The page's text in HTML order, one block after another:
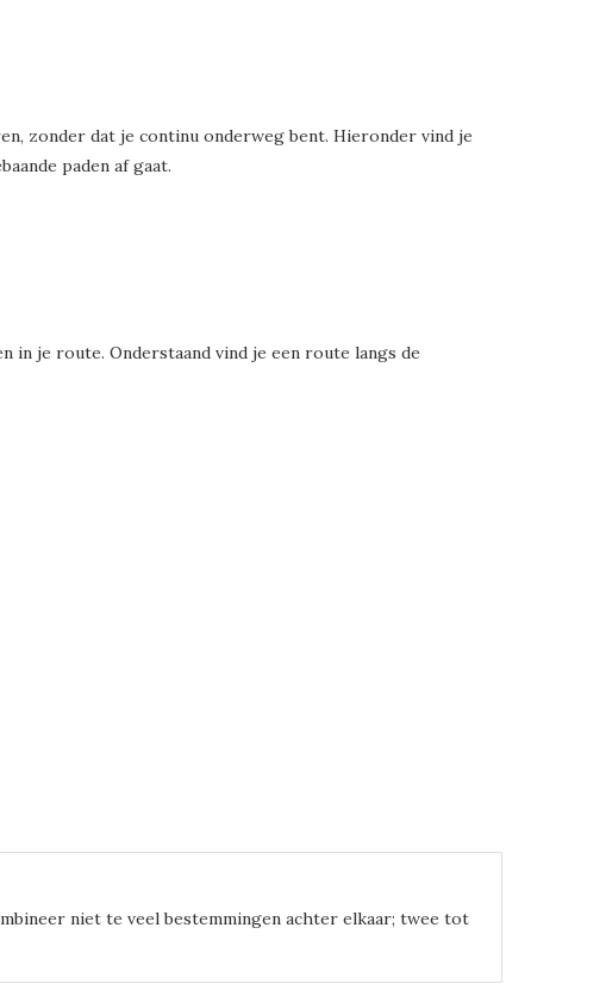
zonder dat je continu onderweg bent. Hieronder vind je
paden af gaat.
in je route. Onderstaand vind je een route langs de
niet te veel bestemmingen achter elkaar; twee tot